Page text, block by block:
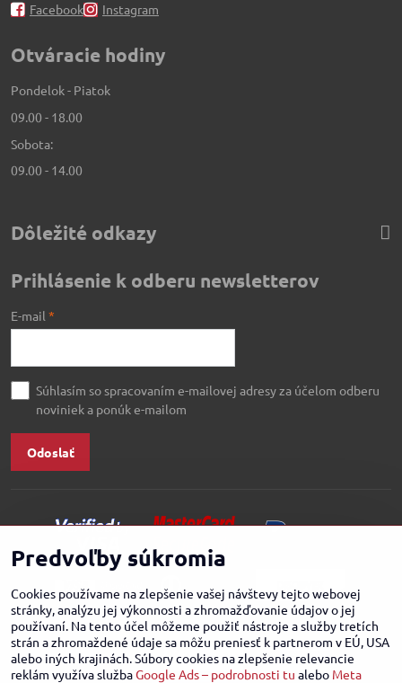
Facebook Instagram
Otváracie hodiny
Pondelok - Piatok
09.00 - 18.00
Sobota:
09.00 - 14.00
Dôležité odkazy
Prihlásenie k odberu newsletterov
E-mail *
Súhlasím so spracovaním e-mailovej adresy za účelom odberu
noviniek a ponúk e-mailom
Odoslať
Predvoľby súkromia
Cookies používame na zlepšenie vašej návštevy tejto webovej
stránky, analýzu jej výkonnosti a zhromažďovanie údajov o jej
používaní. Na tento účel môžeme použiť nástroje a služby tretích
strán a zhromaždené údaje sa môžu preniesť k partnerom v EÚ, USA
alebo iných krajinách. Súbory cookies na zlepšenie relevancie
reklám využíva službaGoogle Ads – podrobnosti tu alebo Meta